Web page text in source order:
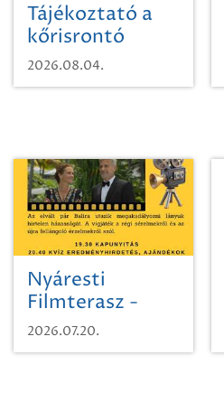
Tájékoztató a
kőrisrontó
karcsúdíszbogárról
2026.08.04.
Nyáresti
Filmterasz -
Beugró a
Paradicsomba
2026.07.20.